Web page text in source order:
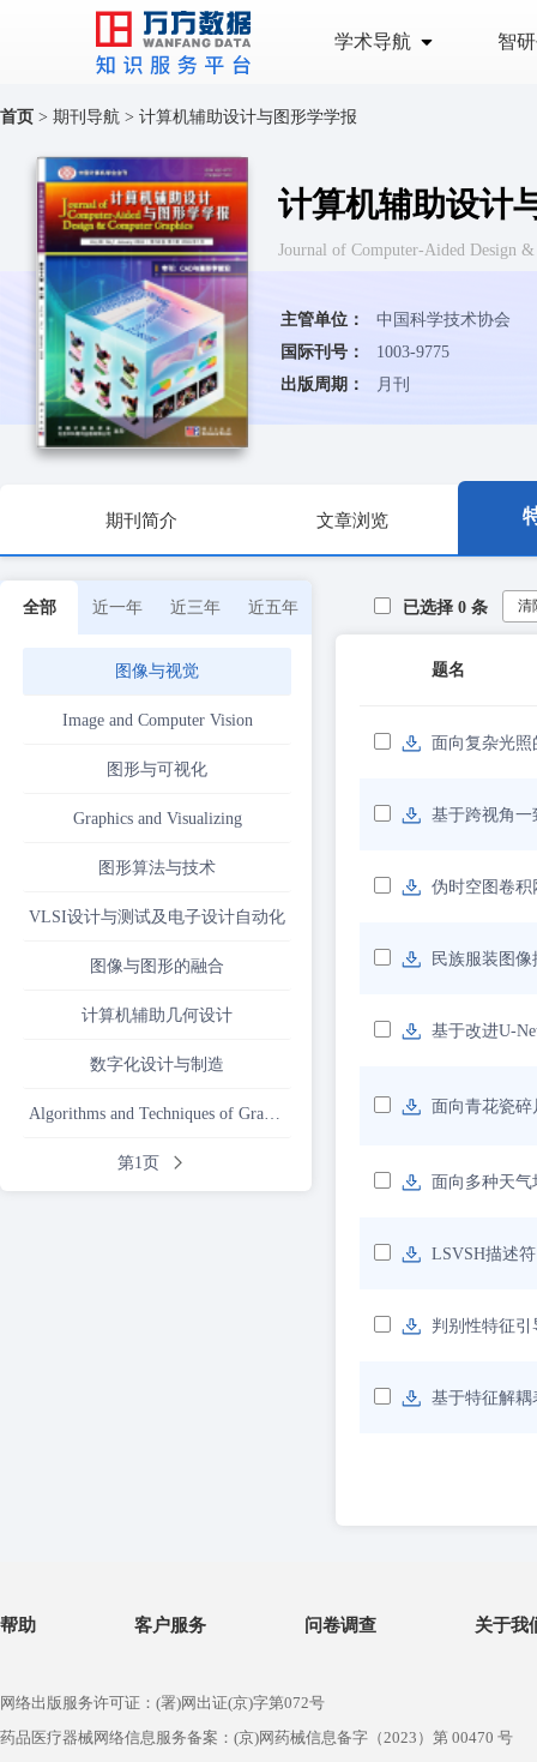
学术导航 智
首页 > 期刊导航 > 计算机辅助设计与图形学学报
计算机辅助设计
Journal of Computer-Aided Design
主管单位：
中国科学技术协会
国际刊号：
1003-9775
出版周期：
月刊
期刊简介 文章浏览
全部 近一年 近三年 近五年
图像与视觉
Image and Computer Vision
图形与可视化
Graphics and Visualizing
图形算法与技术
VLSI设计与测试及电子设计自动化
图像与图形的融合
计算机辅助几何设计
数字化设计与制造
Algorithms and Techniques of Graphics
第1页
已选择 0 条 清
题名
面向复杂光
基于跨视角
伪时空图卷积
民族服装图
基于改进U-
面向青花瓷
面向多种天
LSVSH描述
判别性特征
基于特征解
帮助 客户服务 问卷调查 关于我
网络出版服务许可证：(署)网出证(京)字第072号
药品医疗器械网络信息服务备案：(京)网药械信息备字（2023）第 00470 号